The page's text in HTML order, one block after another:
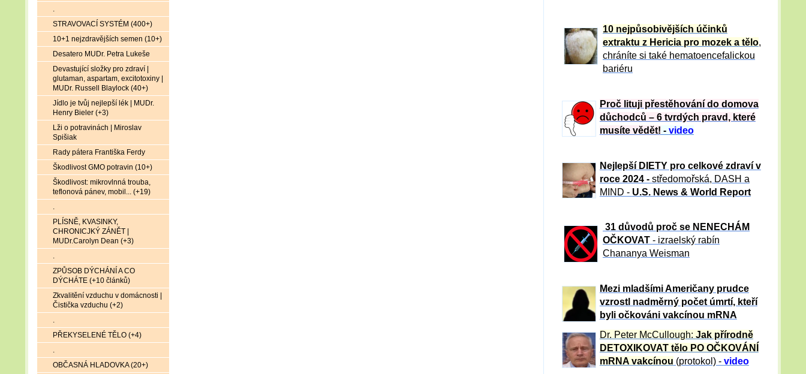
10 nejpůsobivějších účinků
extraktu z Hericia pro mozek a tělo,
chráníte si také hematoencefalickou
bariéru
Proč lituji přestěhování do domova
důchodců – 6 tvrdých pravd, které
musíte vědět! - video
Nejlepší DIETY pro celkové zdraví v
roce 2024 - středomořská, DASH a
MIND - U.S. News & World Report
31 důvod ů proč se NENECHÁM
OČKOVAT - izraelský rabín
Chananya Weisman
Mezi mladšími Američany prudce
vzrostl nadměrný počet úmrtí, kteří
byli očkováni vakcínou mRNA
Dr. Peter McCullough: Jak přírodně
DETOXIKOVAT tělo PO OČKOVÁNÍ
mRNA vakcínou (protokol) - video
.
STRAVOVACÍ SYSTÉM (400+)
10+1 nejzdravějších semen (10+)
Desatero MUDr. Petra Lukeše
Devastující složky pro zdraví |
glutaman, aspartam, excitotoxiny |
MUDr. Russell Blaylock (40+)
Jídlo je tvůj nejlepší lék | MUDr.
Henry Bieler (+3)
Lži o potravinách | Miroslav
Spišiak
Rady pátera Františka Ferdy
Škodlivost GMO potravin (10+)
Škodlivost: mikrovlnná trouba,
teflonová pánev, mobil... (+19)
.
PLÍSNĚ, KVASINKY,
CHRONICJKÝ ZÁNĚT |
MUDr.Carolyn Dean (+3)
.
ZPŮSOB DÝCHÁNÍ A CO
DÝCHÁTE (+10 článků)
Zkvalitění vzduchu v domácnosti |
Čistička vzduchu (+2)
.
PŘEKYSELENÉ TĚLO (+4)
.
OBČASNÁ HLADOVKA (20+)